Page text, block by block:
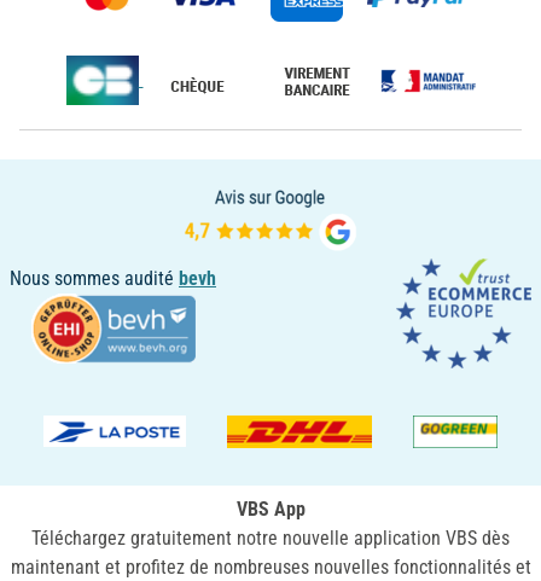
Nous sommes audité bevh
VBS App
Téléchargez gratuitement notre nouvelle application VBS dès
maintenant et profitez de nombreuses nouvelles fonctionnalités et